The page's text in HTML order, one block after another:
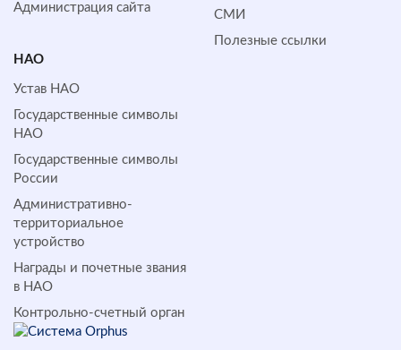
Администрация сайта
СМИ
Полезные ссылки
НАО
Устав НАО
Государственные символы
НАО
Государственные символы
России
Административно-
территориальное
устройство
Награды и почетные звания
в НАО
Контрольно-счетный орган